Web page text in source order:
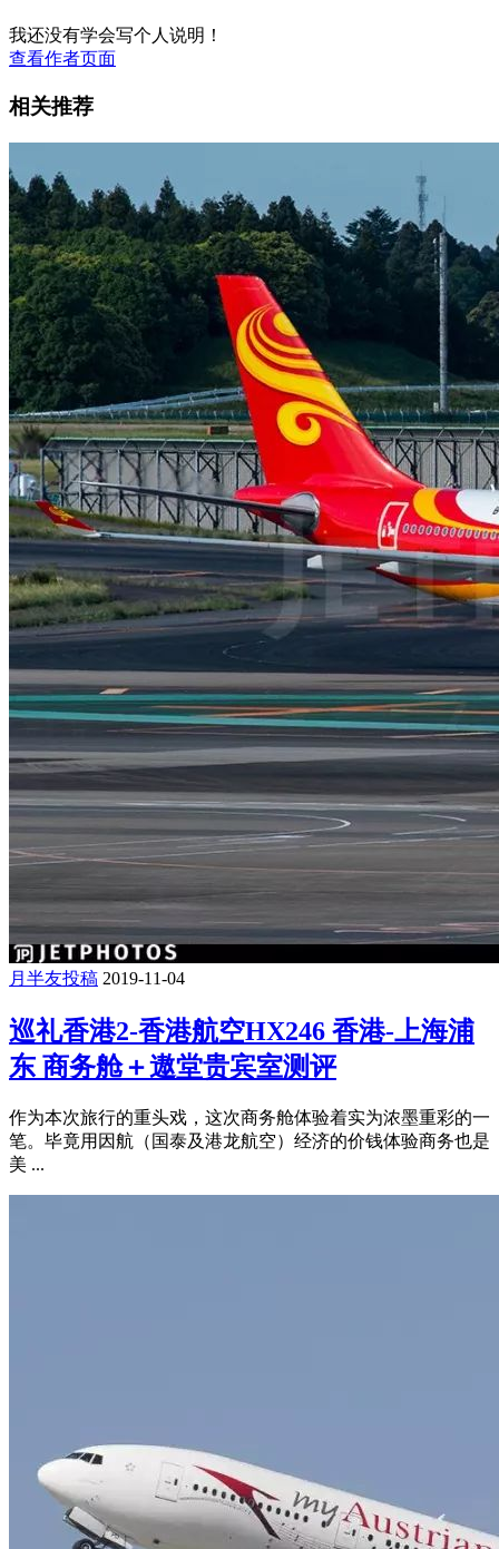
我还没有学会写个人说明！
查看作者页面
相关推荐
月半友投稿 2019-11-04
巡礼香港2-香港航空HX246 香港-上海浦
东 商务舱＋遨堂贵宾室测评
作为本次旅行的重头戏，这次商务舱体验着实为浓墨重彩的一
笔。毕竟用因航（国泰及港龙航空）经济的价钱体验商务也是
美 ...